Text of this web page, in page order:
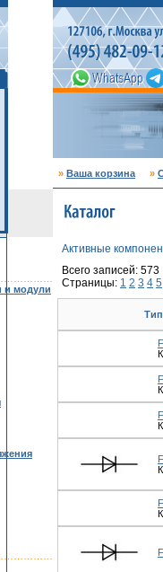
» Ваша корзина »
и модули
Активные
Всего записей: 573
Страницы: 1 2 3 4 5